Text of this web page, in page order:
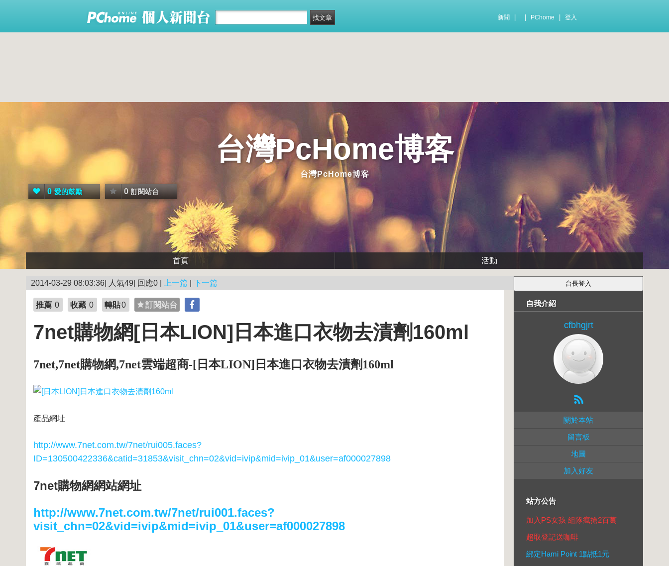
新聞 PChome 登入
台灣PcHome博客
台灣PcHome博客
0 愛的鼓勵 0 訂閱站台
首頁 活動
2014-03-29 08:03:36| 人氣49| 回應0 | 上一篇 下一篇
推薦 0 收藏 0 轉貼0 訂閱站台
7net購物網[日本LION]日本進口衣物去漬劑160ml
7net,7net購物網,7net雲端超商-[日本LION]日本進口衣物去漬劑160ml
產品網址
http://www.7net.com.tw/7net/rui005.faces?
ID=130500422336&catid=31853&visit_chn=02&vid=ivip&mid=ivip_01&user=af000027898
7net購物網網站網址
http://www.7net.com.tw/7net/rui001.faces?
visit_chn=02&vid=ivip&mid=ivip_01&user=af000027898
自我介紹
cfbhgjrt
關於本站
留言板
地圖
加入好友
站方公告
加入PS女孩 組隊瘋搶2百萬
超取登記送咖啡
綁定Hami Point 1點抵1元